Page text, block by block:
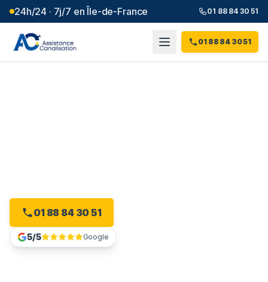
24h/24 · 7j/7 en Île-de-France 01 88 84 30 51
01 88 84 30 51
01 88 84 30 51
5/5 Google